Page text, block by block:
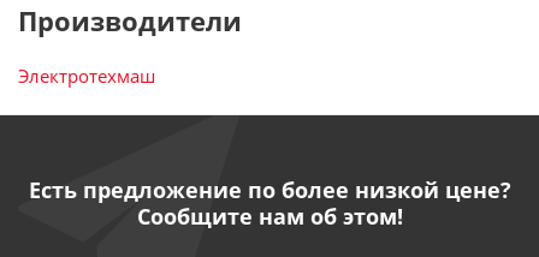
Производители
Электротехмаш
Есть предложение по более низкой цене?
Сообщите нам об этом!